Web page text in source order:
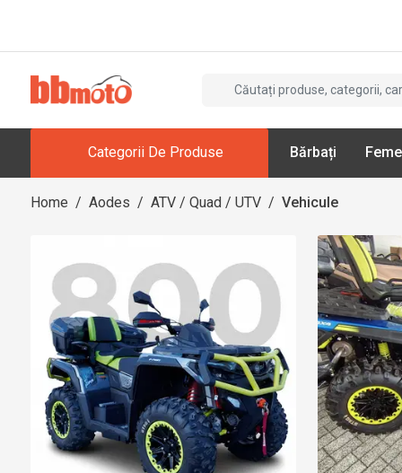
Categorii De Produse Bărbați
Home / Aodes / ATV / Quad / UTV / Vehicule